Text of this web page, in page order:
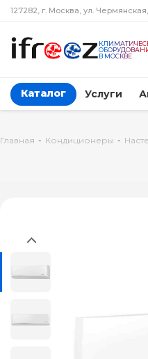
127282, г. Москва, ул.
В МОСКВЕ
Каталог Услуги
Главная - Кондиционеры -